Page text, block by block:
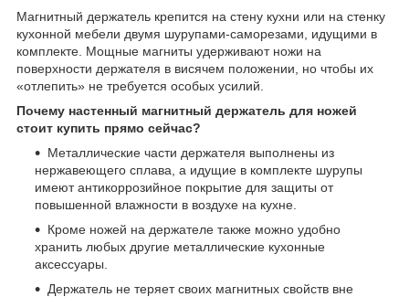
Магнитный держатель крепится на стену кухни или на стенку
кухонной мебели двумя шурупами-саморезами, идущими в
комплекте. Мощные магниты удерживают ножи на
поверхности держателя в висячем положении, но чтобы их
«отлепить» не требуется особых усилий.
Почему настенный магнитный держатель для ножей
стоит купить прямо сейчас?
Металлические части держателя выполнены из
нержавеющего сплава, а идущие в комплекте шурупы
имеют антикоррозийное покрытие для защиты от
повышенной влажности в воздухе на кухне.
Кроме ножей на держателе также можно удобно
хранить любых другие металлические кухонные
аксессуары.
Держатель не теряет своих магнитных свойств вне